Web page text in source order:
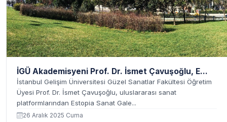
İGÜ Akademisyeni Prof. Dr. İsmet Çavuşoğlu, E...
İstanbul Gelişim Üniversitesi Güzel Sanatlar Fakültesi Öğretim
Üyesi Prof. Dr. İsmet Çavuşoğlu, uluslararası sanat
platformlarından Estopia Sanat Gale...
26 Aralık 2025 Cuma